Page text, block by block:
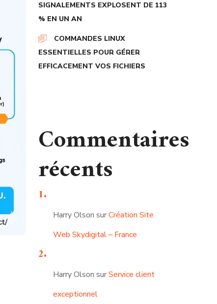
SIGNALEMENTS EXPLOSENT DE 113
% EN UN AN
COMMANDES LINUX
ESSENTIELLES POUR GÉRER
EFFICACEMENT VOS FICHIERS
Commentaires
récents
Harry Olson surCréation Site
Web Skydigital – France
Harry Olson surService client
exceptionnel